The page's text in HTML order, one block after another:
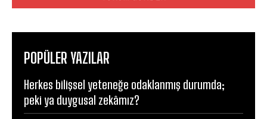
POPÜLER YAZILAR
Herkes bilişsel yeteneğe odaklanmış durumda;
peki ya duygusal zekâmız?